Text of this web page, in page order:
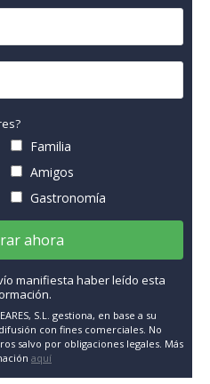
Familia
Amigos
Gastronomía
ahora
manifiesta haber leído esta
S.L. gestiona, en base a su
con fines comerciales. No
salvo por obligaciones legales. Más
aquí